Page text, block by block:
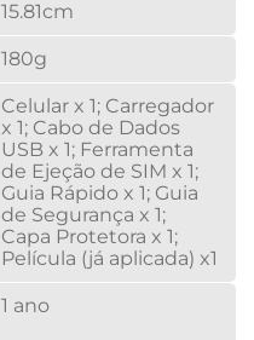
15.81cm
180g
Celular x 1; Carregador
x 1; Cabo de Dados
USB x 1; Ferramenta
de Ejeção de SIM x 1;
Guia Rápido x 1; Guia
de Segurança x 1;
Capa Protetora x 1;
Película (já aplicada) x1
1 ano